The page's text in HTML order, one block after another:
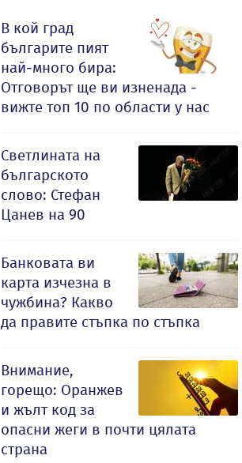
В кой град
българите пият
най-много бира:
Отговорът ще ви изненада -
вижте топ 10 по области у нас
Светлината на
българското
слово: Стефан
Цанев на 90
Банковата ви
карта изчезна в
чужбина? Какво
да правите стъпка по стъпка
Внимание,
горещо: Оранжев
и жълт код за
опасни жеги в почти цялата
страна